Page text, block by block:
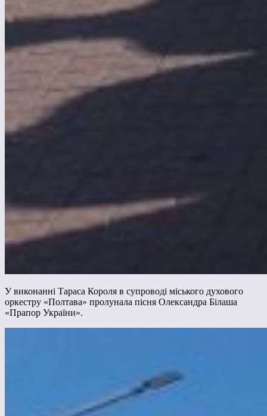
У виконанні Тараса Короля в супроводі міського духового
оркестру «Полтава» пролунала пісня Олександра Білаша
«Прапор України».